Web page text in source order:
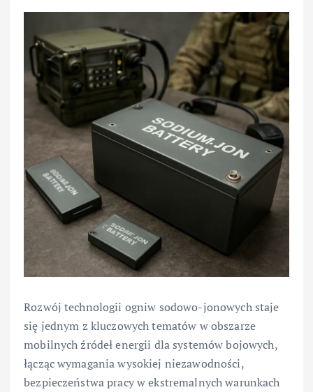
Rozwój technologii ogniw sodowo-jonowych staje
się jednym z kluczowych tematów w obszarze
mobilnych źródeł energii dla systemów bojowych,
łącząc wymagania wysokiej niezawodności,
bezpieczeństwa pracy w ekstremalnych warunkach